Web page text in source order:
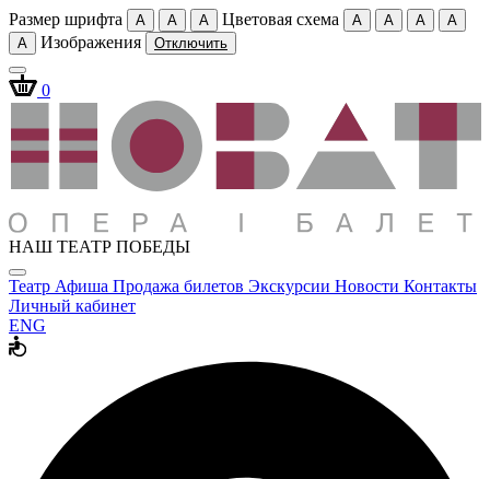
Размер шрифта A A A Цветовая схема A A A
A
A
Изображения Отключить
0
НАШ ТЕАТР ПОБЕДЫ
Театр Афиша Продажа билетов Экскурсии Новости Контакты
Личный кабинет
ENG